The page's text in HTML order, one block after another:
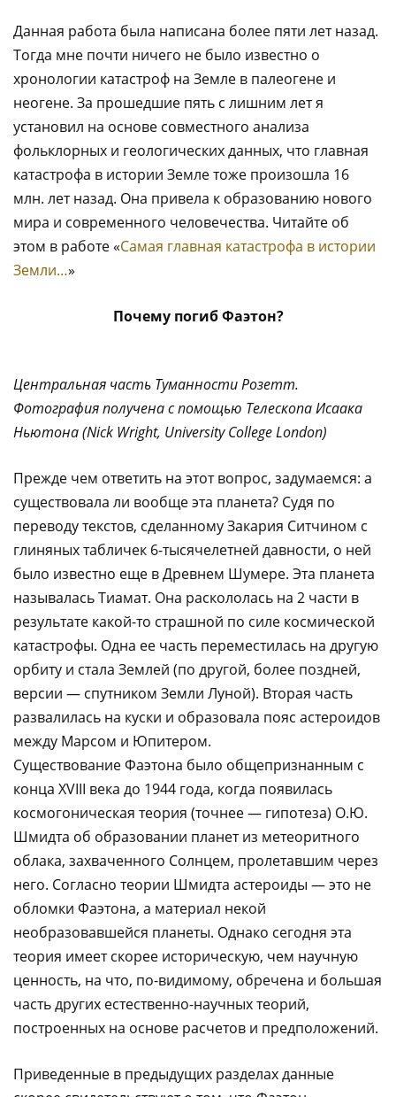
Данная работа была написана более пяти лет назад.
Тогда мне почти ничего не было известно о
хронологии катастроф на Земле в палеогене и
неогене. За прошедшие пять с лишним лет я
установил на основе совместного анализа
фольклорных и геологических данных, что главная
катастрофа в истории Земле тоже произошла 16
млн. лет назад. Она привела к образованию нового
мира и современного человечества. Читайте об
этом в работе «Самая главная катастрофа в истории
Земли…»
Почему погиб Фаэтон?
Центральная часть Туманности Розетт.
Фотография получена с помощью Телескопа Исаака
Ньютона (Nick Wright, University College London)
Прежде чем ответить на этот вопрос, задумаемся: а
существовала ли вообще эта планета? Судя по
переводу текстов, сделанному Закария Ситчином с
глиняных табличек 6-тысячелетней давности, о ней
было известно еще в Древнем Шумере. Эта планета
называлась Тиамат. Она раскололась на 2 части в
результате какой-то страшной по силе космической
катастрофы. Одна ее часть переместилась на другую
орбиту и стала Землей (по другой, более поздней,
версии — спутником Земли Луной). Вторая часть
развалилась на куски и образовала пояс астероидов
между Марсом и Юпитером.
Существование Фаэтона было общепризнанным с
конца ХVIII века до 1944 года, когда появилась
космогоническая теория (точнее — гипотеза) О.Ю.
Шмидта об образовании планет из метеоритного
облака, захваченного Солнцем, пролетавшим через
него. Согласно теории Шмидта астероиды — это не
обломки Фаэтона, а материал некой
необразовавшейся планеты. Однако сегодня эта
теория имеет скорее историческую, чем научную
ценность, на что, по-видимому, обречена и большая
часть других естественно-научных теорий,
построенных на основе расчетов и предположений.
Приведенные в предыдущих разделах данные